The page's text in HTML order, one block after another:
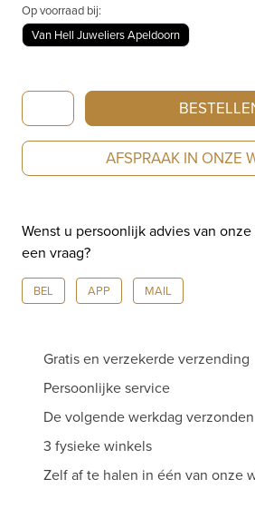
Op voorraad bij:
Van Hell Juweliers Apeldoorn
Breitling
Chronomat
Automatic
AFSPRAAK IN ONZE
Wenst u persoonlijk advies van
een vraag?
BEL APP MAIL
Gratis en verzekerde verzending
Persoonlijke service
De volgende werkdag verzonden
3 fysieke winkels
Zelf af te halen in één van onze